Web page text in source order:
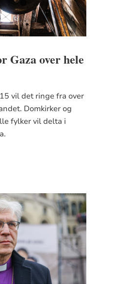
Gaza over hele
vil det ringe fra over
Domkirker og
fylker vil delta i